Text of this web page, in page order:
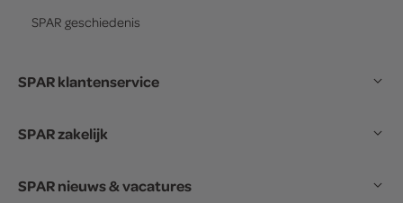
SPAR geschiedenis
SPAR klantenservice
SPAR zakelijk
SPAR nieuws & vacatures